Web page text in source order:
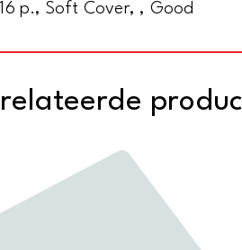
p., Soft Cover, , Good